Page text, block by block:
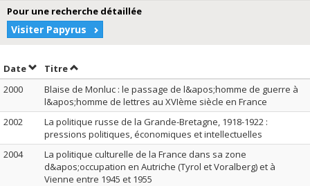
Pour une recherche détaillée
Visiter Papyrus
DateTrier par date en ordre croissant
TitreTrier par titre en ordre croissant
2000
Blaise de Monluc : le passage de l&apos;homme de guerre à
l&apos;homme de lettres au XVIème siècle en France
2002
La politique russe de la Grande-Bretagne, 1918-1922 :
pressions politiques, économiques et intellectuelles
2004
La politique culturelle de la France dans sa zone
d&apos;occupation en Autriche (Tyrol et Voralberg) et à
Vienne entre 1945 et 1955